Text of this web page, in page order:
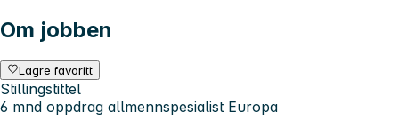
Om jobben
Lagre favoritt
Stillingstittel
6 mnd oppdrag allmennspesialist Europa